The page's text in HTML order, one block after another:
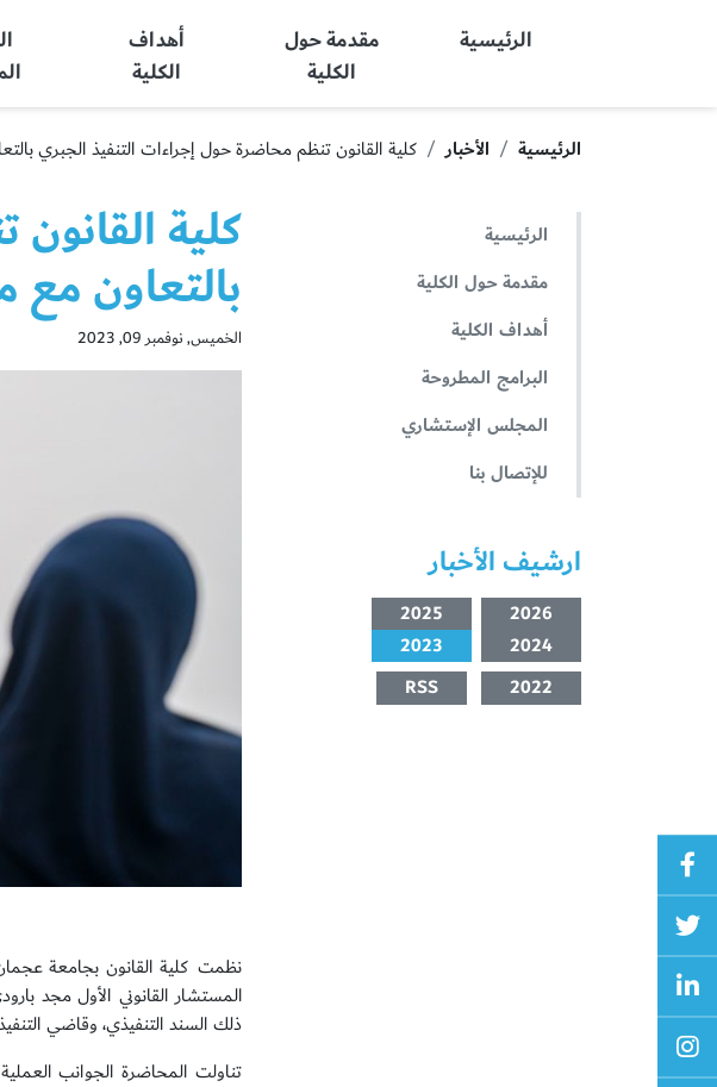
Ajman University
الرئيسية
مقدمة حول
الكلية
أهداف
الكلية
الرئيسية الأخبار كلية القانون تنظم محاضرة حول إجراءات التنفيذ الجبري
الرئيسية
مقدمة حول الكلية
أهداف الكلية
البرامج المطروحة
المجلس الإستشاري
للإتصال بنا
ارشيف الأخبار
2026
2025
2024
2023
2022
RSS
كلية
بالتعاون
الخميس, نوفمبر 09, 2023
نظمت كلية القانون بجامعة
المستشار القانوني الأول مجد
ذلك السند التنفيذي، وقاضي
تناولت المحاضرة الجوانب